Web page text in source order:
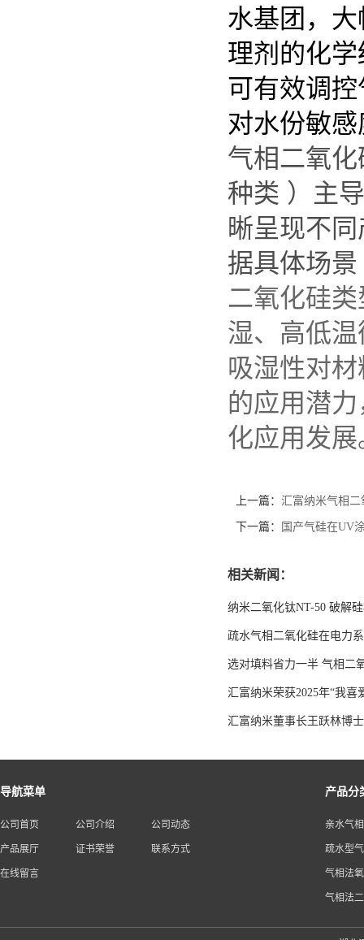
水基团，
理剂的化
可有效调
对水份敏
气相二氧
种类 ）主
晰呈现不
据具体场
二氧化硅
湿、高低
吸湿性对
的应用潜
化应用发展
上一篇： 汇富纳米气相
下一篇： 国产气硅在UV
相关新闻：
纳米二氧化钛NT-50 破解
疏水气相二氧化硅在电力
选对填料省力一半 气相二
汇富纳米荣获2025年“我喜
汇富纳米董事长王跃林博
导航菜单
公司首页 公司介绍 公司动态
产品展厅 证书荣誉 联系方式
在线留言
产品分
亲水气
疏水型
气相法
气相法